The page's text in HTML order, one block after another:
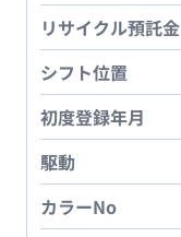
リサイクル預託金
シフト位置
初度登録年月
駆動
カラーNo